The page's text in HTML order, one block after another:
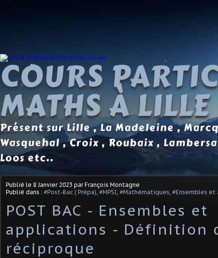
COURS
MATHS À LILLE
Présent sur Lille , La Madeleine ,
Wasquehal , Croix , Roubaix ,
Loos etc..
Publié le 8 Janvier 2023 par François Montagne
Publié dans : #Post-Bac ( Prépa) #MPSI #Mathématiques #Ensembles
POST BAC - Ensembles et
applications - Définition
réciproque